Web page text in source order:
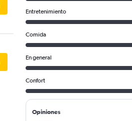
Entretenimiento
Comida
En general
Confort
Opiniones